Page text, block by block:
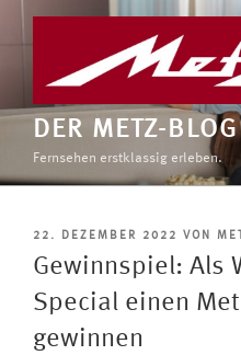
DER METZ-BLOG
Fernsehen erstklassig erleben.
VERÖFFENTLICHT
AM
22. DEZEMBER 2022 VON
Gewinnspiel: Als
Special einen
gewinnen